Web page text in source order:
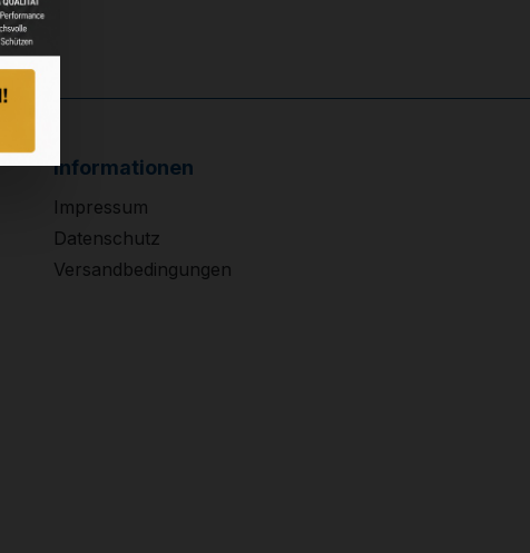
Informationen
Impressum
Datenschutz
Versandbedingungen